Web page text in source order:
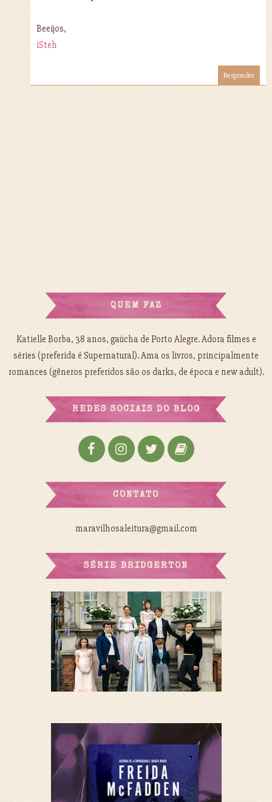
Beeijos,
iSteh
Responder
QUEM FAZ
Katielle Borba, 38 anos, gaúcha de Porto Alegre. Adora filmes e
séries (preferida é Supernatural). Ama os livros, principalmente
romances (gêneros preferidos são os darks, de época e new adult).
REDES SOCIAIS DO BLOG
CONTATO
maravilhosaleitura@gmail.com
SÉRIE BRIDGERTON